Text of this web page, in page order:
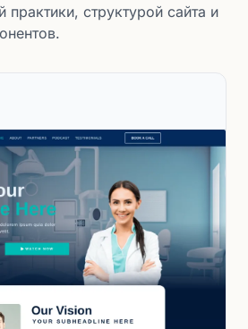
практики, структурой сайта и